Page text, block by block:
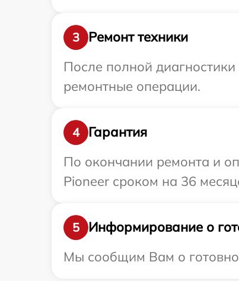
3
Ремонт техники
После полной
ремонтные операции.
4
Гарантия
По окончании ремонта и
Pioneer сроком на 36
5
Информирование о
Мы сообщим Вам о